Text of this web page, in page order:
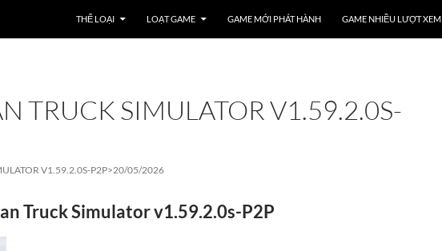
THỂ LOẠI LOẠT GAME GAME MỚI PHÁT HÀNH GAME NHIỀU LƯỢT XEM
TRUCK SIMULATOR V1.59.2.0S-
V1.59.2.0S-P2P>20/05/2026
Truck Simulator v1.59.2.0s-P2P